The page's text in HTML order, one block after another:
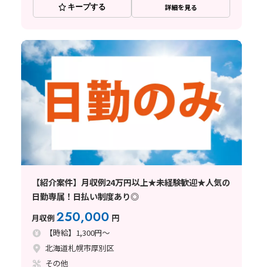
キープする 詳細を見る
【紹介案件】月収例24万円以上★未経験歓迎★人気の
日勤専属！日払い制度あり◎
月収例250,000 円
【時給】1,300円～
北海道札幌市厚別区
その他